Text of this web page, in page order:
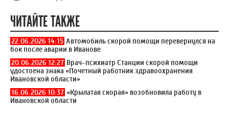
ЧИТАЙТЕ ТАКЖЕ
22.06.2026 14:15 Автомобиль скорой помощи перевернулся на
бок после аварии в Иванове
20.06.2026 12:27 Врач-психиатр Станции скорой помощи
удостоена знака «Почетный работник здравоохранения
Ивановской области»
16.06.2026 10:37 «Крылатая скорая» возобновила работу в
Ивановской области